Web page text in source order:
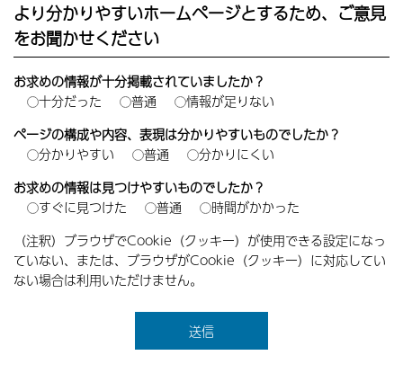
より分かりやすいホームページとするため、ご意見
をお聞かせください
お求めの情報が十分掲載されていましたか？
十分だった
普通
情報が足りない
ページの構成や内容、表現は分かりやすいものでしたか？
分かりやすい
普通
分かりにくい
お求めの情報は見つけやすいものでしたか？
すぐに見つけた
普通
時間がかかった
（注釈）ブラウザでCookie（クッキー）が使用できる設定になっ
ていない、または、ブラウザがCookie（クッキー）に対応してい
ない場合は利用いただけません。